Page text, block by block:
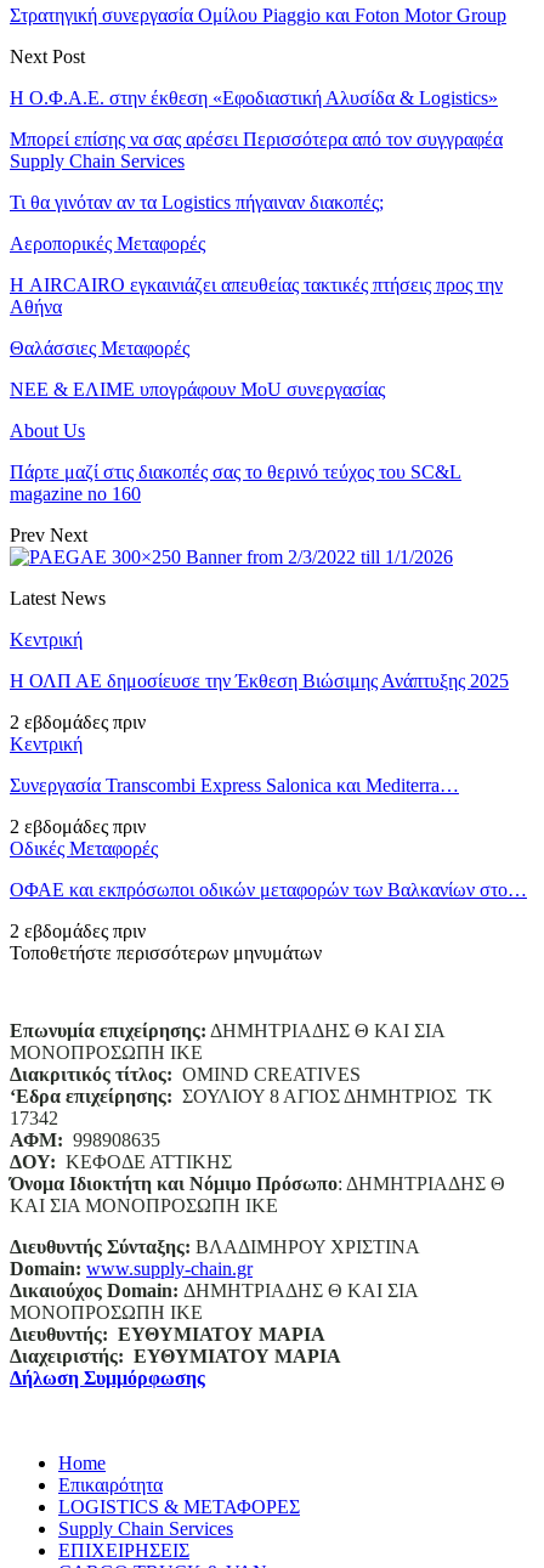
Στρατηγική συνεργασία Ομίλου Piaggio και Foton Motor Group
Next Post
Η Ο.Φ.Α.Ε. στην έκθεση «Εφοδιαστική Αλυσίδα & Logistics»
Μπορεί επίσης να σας αρέσει Περισσότερα από τον συγγραφέα
Supply Chain Services
Τι θα γινόταν αν τα Logistics πήγαιναν διακοπές;
Αεροπορικές Μεταφορές
Η AIRCAIRO εγκαινιάζει απευθείας τακτικές πτήσεις προς την
Αθήνα
Θαλάσσιες Μεταφορές
ΝΕΕ & ΕΛΙΜΕ υπογράφουν MoU συνεργασίας
About Us
Πάρτε μαζί στις διακοπές σας το θερινό τεύχος του SC&L
magazine no 160
Prev Next
Latest News
Κεντρική
Η ΟΛΠ ΑΕ δημοσίευσε την Έκθεση Βιώσιμης Ανάπτυξης 2025
2 εβδομάδες πριν
Κεντρική
Συνεργασία Transcombi Express Salonica και Mediterra…
2 εβδομάδες πριν
Οδικές Μεταφορές
ΟΦΑΕ και εκπρόσωποι οδικών μεταφορών των Βαλκανίων στο…
2 εβδομάδες πριν
Τοποθετήστε περισσότερων μηνυμάτων
Επωνυμία επιχείρησης: ΔΗΜΗΤΡΙΑΔΗΣ Θ ΚΑΙ ΣΙΑ
ΜΟΝΟΠΡΟΣΩΠΗ ΙΚΕ
Διακριτικός τίτλος: ΟΜΙΝD CREATIVES
‘Eδρα επιχείρησης: ΣΟΥΛΙΟΥ 8 ΑΓΙΟΣ ΔΗΜΗΤΡΙΟΣ ΤΚ
17342
ΑΦΜ: 998908635
ΔΟΥ: ΚΕΦΟΔΕ ΑΤΤΙΚΗΣ
Όνομα Ιδιοκτήτη και Νόμιμο Πρόσωπο: ΔΗΜΗΤΡΙΑΔΗΣ Θ
ΚΑΙ ΣΙΑ ΜΟΝΟΠΡΟΣΩΠΗ ΙΚΕ
Διευθυντής Σύνταξης: ΒΛΑΔΙΜΗΡΟΥ ΧΡΙΣΤΙΝΑ
Domain: www.supply-chain.gr
Δικαιούχος Domain: ΔΗΜΗΤΡΙΑΔΗΣ Θ ΚΑΙ ΣΙΑ
ΜΟΝΟΠΡΟΣΩΠΗ ΙΚΕ
Διευθυντής: ΕΥΘΥΜΙΑΤΟΥ ΜΑΡΙΑ
Διαχειριστής: ΕΥΘΥΜΙΑΤΟΥ ΜΑΡΙΑ
Δήλωση Συμμόρφωσης
Home
Επικαιρότητα
LOGISTICS & ΜΕΤΑΦΟΡΕΣ
Supply Chain Services
ΕΠΙΧΕΙΡΗΣΕΙΣ